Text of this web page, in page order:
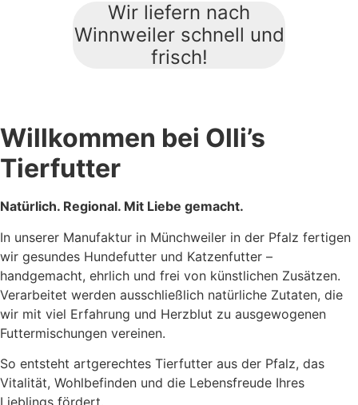
Wir liefern nach
Winnweiler schnell und
frisch!
Willkommen bei Olli’s
Tierfutter
Natürlich. Regional. Mit Liebe gemacht.
In unserer Manufaktur in Münchweiler in der Pfalz fertigen
wir gesundes Hundefutter und Katzenfutter –
handgemacht, ehrlich und frei von künstlichen Zusätzen.
Verarbeitet werden ausschließlich natürliche Zutaten, die
wir mit viel Erfahrung und Herzblut zu ausgewogenen
Futtermischungen vereinen.
So entsteht artgerechtes Tierfutter aus der Pfalz, das
Vitalität, Wohlbefinden und die Lebensfreude Ihres